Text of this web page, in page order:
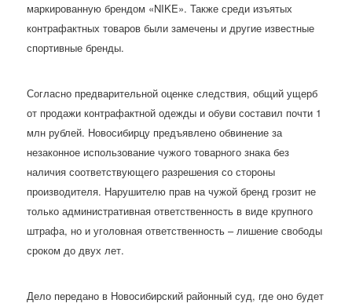
маркированную брендом «NIKE». Также среди изъятых
контрафактных товаров были замечены и другие известные
спортивные бренды.
Согласно предварительной оценке следствия, общий ущерб
от продажи контрафактной одежды и обуви составил почти 1
млн рублей. Новосибирцу предъявлено обвинение за
незаконное использование чужого товарного знака без
наличия соответствующего разрешения со стороны
производителя. Нарушителю прав на чужой бренд грозит не
только административная ответственность в виде крупного
штрафа, но и уголовная ответственность – лишение свободы
сроком до двух лет.
Дело передано в Новосибирский районный суд, где оно будет